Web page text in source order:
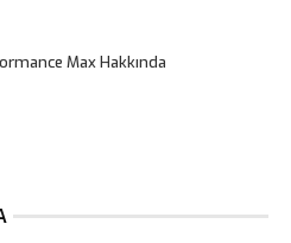
Max Hakkında